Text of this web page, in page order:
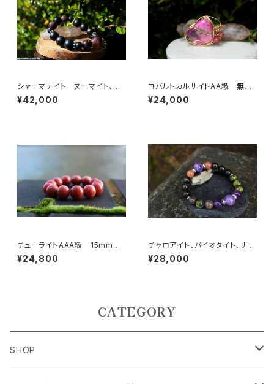
シャーマナイト ヌーマイト、モ
リオン シャーマンの為のブレ
スレット
¥42,000
コバルトカルサイトAA級 無条
件の愛と許しの石 美しくなり
たい女性の為に
¥24,000
チューライトAAA級 15mm
癒し、慈しみ、慈愛、女性性・・・そ
して成功運
¥24,800
チャロアイト、バイオタイト、サン
ストーン リウマチ、痛風、うつ
病、解毒、不眠
¥28,000
CATEGORY
SHOP